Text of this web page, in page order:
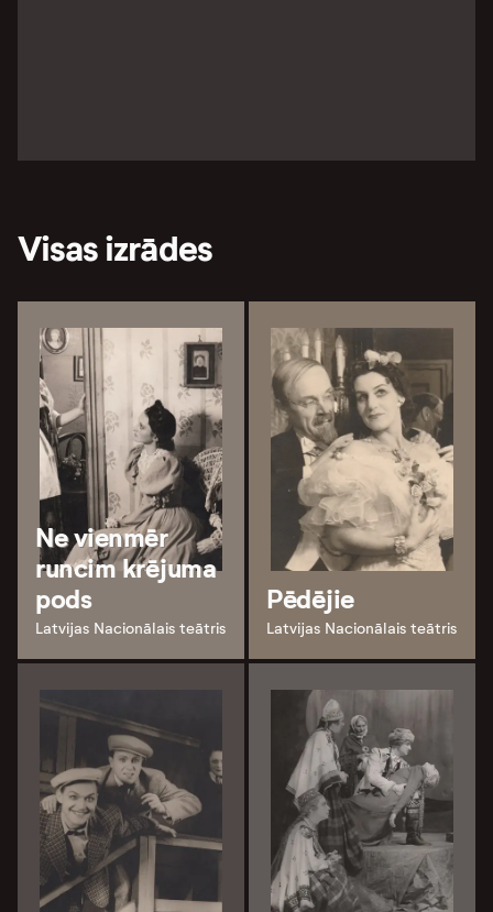
Visas izrādes
Ne vienmēr
runcim krējuma
pods
Latvijas Nacionālais teātris
Pēdējie
Latvijas Nacionālais teātris